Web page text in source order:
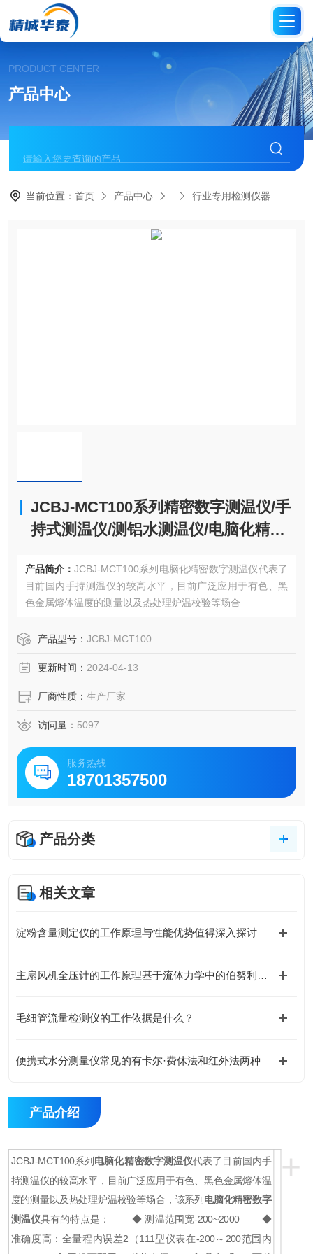
PRODUCT CENTER
产品中心
当前位置：首页 产品中心 行业专用检测仪器
JCBJ-MCT100系列精密数字测温仪/手
持式测温仪/测铝水测温仪/电脑化精密
产品简介： JCBJ-MCT100系列电脑化精密数字测温仪代表了
目前国内手持测温仪的较高水平，目前广泛应用于有色、黑
色金属熔体温度的测量以及热处理炉温校验等场合
产品型号： JCBJ-MCT100
更新时间： 2024-04-13
厂商性质： 生产厂家
访问量： 5097
服务热线
18701357500
产品分类
相关文章
淀粉含量测定仪的工作原理与性能优势值得深入探讨
主扇风机全压计的工作原理基于流体力学中的伯努利方程
毛细管流量检测仪的工作依据是什么？
便携式水分测量仪常见的有卡尔·费休法和红外法两种
产品介绍
+
JCBJ-MCT100系列 电脑化精密数字测温仪代表了目前国内手
持测温仪的较高水平，目前广泛应用于有色、黑色金属熔体温
度的测量以及热处理炉温校验等场合，该系列 电脑化精密数字
测温仪具有的特点是： ◆ 测温范围宽-200~2000◆
准确度高：全量程内误差2（111型仪表在-200～200范围内